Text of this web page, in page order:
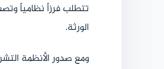
تتطلب فرزاً نظامياً
الورثة.
ومع صدور الأنظمة